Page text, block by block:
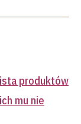
produktów
mu nie